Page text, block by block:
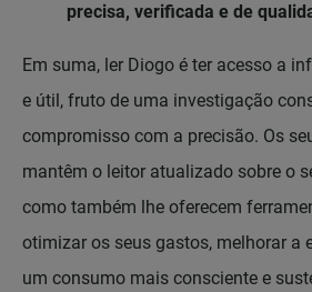
precisa, verificada e de
Em suma, ler Diogo é ter acesso a
e útil, fruto de uma investigação
compromisso com a precisão. Os
mantêm o leitor atualizado sobre o
como também lhe oferecem
otimizar os seus gastos, melhorar a
um consumo mais consciente e